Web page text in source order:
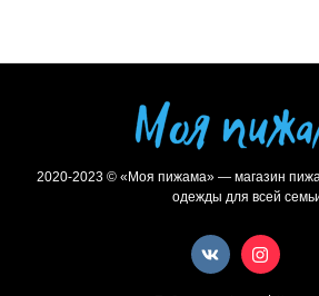
2020-2023 © «Моя пижама» — магазин
одежды для всей